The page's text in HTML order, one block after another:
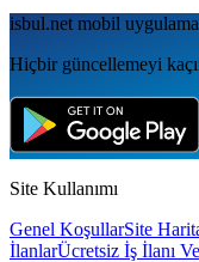
isbul.net mobil
Hiçbir güncellemeyi
Site Kullanımı
Genel KoşullarSite
İlanlarÜcretsiz İş İlanı